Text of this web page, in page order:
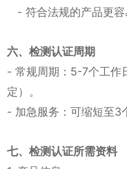
- 符合法规的产品更容
六、检测认证周期
- 常规周期：5-7个工作
定）。
- 加急服务：可缩短至3
七、检测认证所需资料